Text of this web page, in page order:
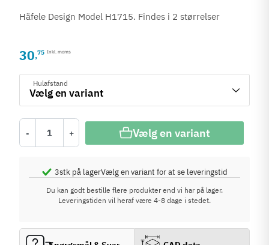
Häfele Design Model H1715. Findes i 2 størrelser
30,75 Inkl. moms
Hulafstand
- + Vælg en variant
3stk på lagerVælg en variant for at se leveringstid
Du kan godt bestille flere produkter end vi har på lager.
Leveringstiden vil heraf være 4-8 dage i stedet.